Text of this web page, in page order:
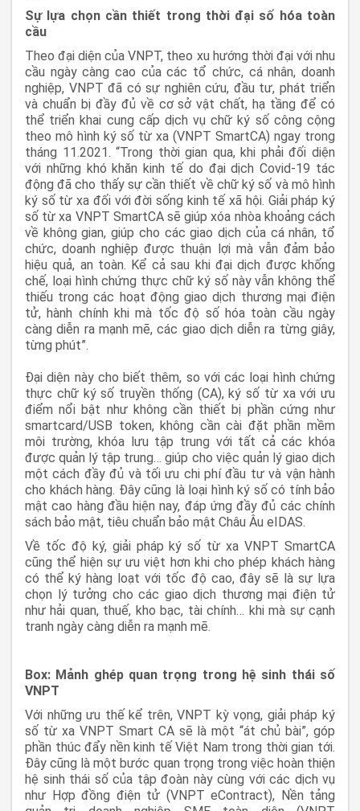
Sự lựa chọn cần thiết trong thời đại số hóa toàn
cầu
Theo đại diện của VNPT, theo xu hướng thời đại với nhu
cầu ngày càng cao của các tổ chức, cá nhân, doanh
nghiệp, VNPT đã có sự nghiên cứu, đầu tư, phát triển
và chuẩn bị đầy đủ về cơ sở vật chất, hạ tầng để có
thể triển khai cung cấp dịch vụ chữ ký số công cộng
theo mô hình ký số từ xa (VNPT SmartCA) ngay trong
tháng 11.2021. “Trong thời gian qua, khi phải đối diện
với những khó khăn kinh tế do đại dịch Covid-19 tác
động đã cho thấy sự cần thiết về chữ ký số và mô hình
ký số từ xa đối với đời sống kinh tế xã hội. Giải pháp ký
số từ xa VNPT SmartCA sẽ giúp xóa nhòa khoảng cách
về không gian, giúp cho các giao dịch của cá nhân, tổ
chức, doanh nghiệp được thuận lợi mà vẫn đảm bảo
hiệu quả, an toàn. Kể cả sau khi đại dịch được khống
chế, loại hình chứng thực chữ ký số này vẫn không thể
thiếu trong các hoạt động giao dịch thương mại điện
tử, hành chính khi mà tốc độ số hóa toàn cầu ngày
càng diễn ra mạnh mẽ, các giao dịch diễn ra từng giây,
từng phút”.
Đại diện này cho biết thêm, so với các loại hình chứng
thực chữ ký số truyền thống (CA), ký số từ xa với ưu
điểm nổi bật như không cần thiết bị phần cứng như
smartcard/USB token, không cần cài đặt phần mềm
môi trường, khóa lưu tập trung với tất cả các khóa
được quản lý tập trung… giúp cho việc quản lý giao dịch
một cách đầy đủ và tối ưu chi phí đầu tư và vận hành
cho khách hàng. Đây cũng là loại hình ký số có tính bảo
mật cao hàng đầu hiện nay, đáp ứng đầy đủ các chính
sách bảo mật, tiêu chuẩn bảo mật Châu Âu eIDAS.
Về tốc độ ký, giải pháp ký số từ xa VNPT SmartCA
cũng thể hiện sự ưu việt hơn khi cho phép khách hàng
có thể ký hàng loạt với tốc độ cao, đây sẽ là sự lựa
chọn lý tưởng cho các giao dịch thương mại điện tử
như hải quan, thuế, kho bạc, tài chính… khi mà sự cạnh
tranh ngày càng diễn ra mạnh mẽ.
Box: Mảnh ghép quan trọng trong hệ sinh thái số
VNPT
Với những ưu thế kể trên, VNPT kỳ vọng, giải pháp ký
số từ xa VNPT Smart CA sẽ là một “át chủ bài”, góp
phần thúc đẩy nền kinh tế Việt Nam trong thời gian tới.
Đây cũng là một bước quan trọng trong việc hoàn thiện
hệ sinh thái số của tập đoàn này cùng với các dịch vụ
như Hợp đồng điện tử (VNPT eContract), Nền tảng